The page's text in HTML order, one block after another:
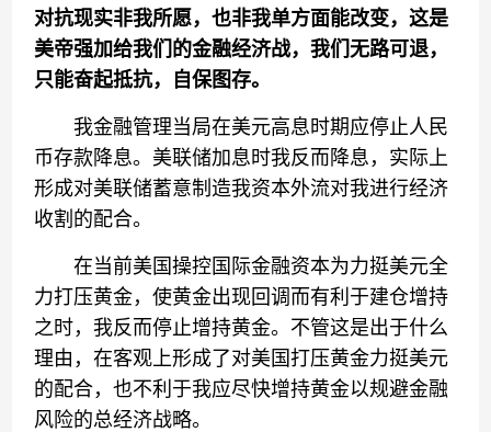
对抗现实非我所愿，也非我单方面能改变，这是
美帝强加给我们的金融经济战，我们无路可退，
只能奋起抵抗，自保图存。
我金融管理当局在美元高息时期应停止人民
币存款降息。美联储加息时我反而降息，实际上
形成对美联储蓄意制造我资本外流对我进行经济
收割的配合。
在当前美国操控国际金融资本为力挺美元全
力打压黄金，使黄金出现回调而有利于建仓增持
之时，我反而停止增持黄金。不管这是出于什么
理由，在客观上形成了对美国打压黄金力挺美元
的配合，也不利于我应尽快增持黄金以规避金融
风险的总经济战略。